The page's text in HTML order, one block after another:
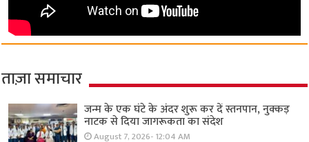
ताज़ा समाचार
जन्म के एक घंटे के अंदर शुरू कर दें स्तनपान, नुक्कड़
नाटक से दिया जागरूकता का संदेश
August 7, 2026- 12:04 AM